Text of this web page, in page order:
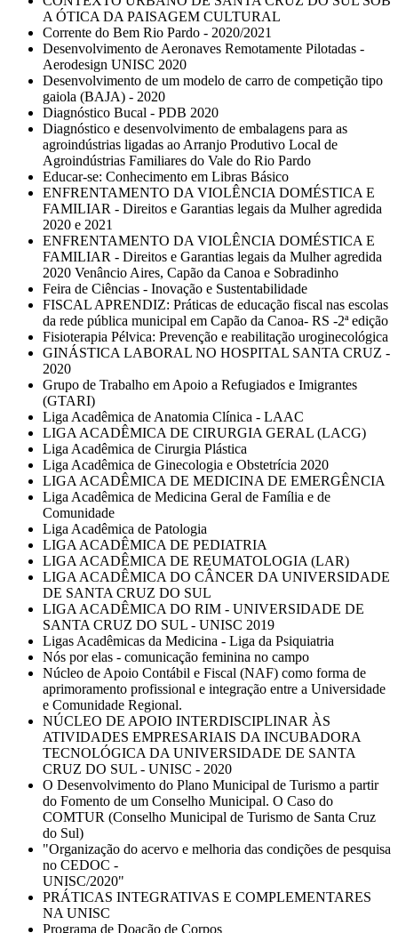
A ÓTICA DA PAISAGEM CULTURAL
Corrente do Bem Rio Pardo - 2020/2021
Desenvolvimento de Aeronaves Remotamente Pilotadas -
Aerodesign UNISC 2020
Desenvolvimento de um modelo de carro de competição tipo
gaiola (BAJA) - 2020
Diagnóstico Bucal - PDB 2020
Diagnóstico e desenvolvimento de embalagens para as
agroindústrias ligadas ao Arranjo Produtivo Local de
Agroindústrias Familiares do Vale do Rio Pardo
Educar-se: Conhecimento em Libras Básico
ENFRENTAMENTO DA VIOLÊNCIA DOMÉSTICA E
FAMILIAR - Direitos e Garantias legais da Mulher agredida
2020 e 2021
ENFRENTAMENTO DA VIOLÊNCIA DOMÉSTICA E
FAMILIAR - Direitos e Garantias legais da Mulher agredida
2020 Venâncio Aires, Capão da Canoa e Sobradinho
Feira de Ciências - Inovação e Sustentabilidade
FISCAL APRENDIZ: Práticas de educação fiscal nas escolas
da rede pública municipal em Capão da Canoa- RS -2ª edição
Fisioterapia Pélvica: Prevenção e reabilitação uroginecológica
GINÁSTICA LABORAL NO HOSPITAL SANTA CRUZ -
2020
Grupo de Trabalho em Apoio a Refugiados e Imigrantes
(GTARI)
Liga Acadêmica de Anatomia Clínica - LAAC
LIGA ACADÊMICA DE CIRURGIA GERAL (LACG)
Liga Acadêmica de Cirurgia Plástica
Liga Acadêmica de Ginecologia e Obstetrícia 2020
LIGA ACADÊMICA DE MEDICINA DE EMERGÊNCIA
Liga Acadêmica de Medicina Geral de Família e de
Comunidade
Liga Acadêmica de Patologia
LIGA ACADÊMICA DE PEDIATRIA
LIGA ACADÊMICA DE REUMATOLOGIA (LAR)
LIGA ACADÊMICA DO CÂNCER DA UNIVERSIDADE
DE SANTA CRUZ DO SUL
LIGA ACADÊMICA DO RIM - UNIVERSIDADE DE
SANTA CRUZ DO SUL - UNISC 2019
Ligas Acadêmicas da Medicina - Liga da Psiquiatria
Nós por elas - comunicação feminina no campo
Núcleo de Apoio Contábil e Fiscal (NAF) como forma de
aprimoramento profissional e integração entre a Universidade
e Comunidade Regional.
NÚCLEO DE APOIO INTERDISCIPLINAR ÀS
ATIVIDADES EMPRESARIAIS DA INCUBADORA
TECNOLÓGICA DA UNIVERSIDADE DE SANTA
CRUZ DO SUL - UNISC - 2020
O Desenvolvimento do Plano Municipal de Turismo a partir
do Fomento de um Conselho Municipal. O Caso do
COMTUR (Conselho Municipal de Turismo de Santa Cruz
do Sul)
"Organização do acervo e melhoria das condições de pesquisa
no CEDOC -
UNISC/2020"
PRÁTICAS INTEGRATIVAS E COMPLEMENTARES
NA UNISC
Programa de Doação de Corpos